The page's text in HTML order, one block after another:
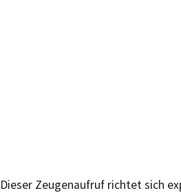
Dieser Zeugenaufruf richtet sich